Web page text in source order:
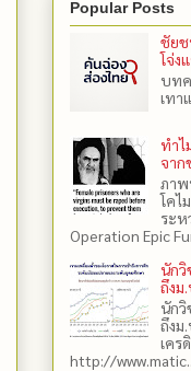
Popular Posts
ชัยช
โจ่ง
บท
เทา
ทำไ
จาก
ภาพ
โคไ
ระห
Operation Epic
นักวิ
ถึงม
นักวิ
ถึงม
เคร
http://www.matic...